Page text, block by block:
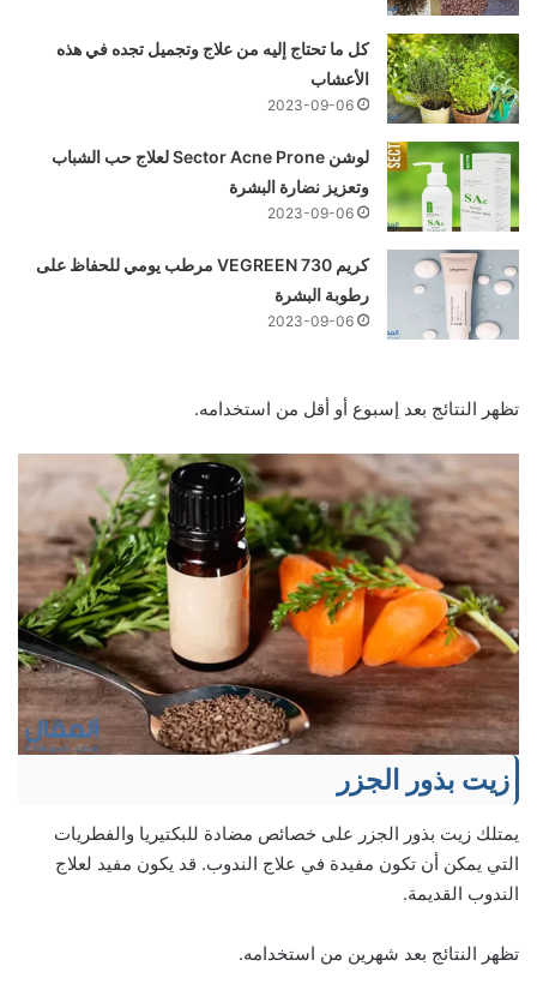
كل ما تحتاج إليه من علاج وتجميل تجده في هذه
الأعشاب
2023-09-06
لوشن Sector Acne Prone لعلاج حب الشباب
وتعزيز نضارة البشرة
2023-09-06
كريم VEGREEN 730 مرطب يومي للحفاظ على
رطوبة البشرة
2023-09-06
تظهر النتائج بعد إسبوع أو أقل من استخدامه.
زيت بذور الجزر
يمتلك زيت بذور الجزر على خصائص مضادة للبكتيريا والفطريات
التي يمكن أن تكون مفيدة في علاج الندوب. قد يكون مفيد لعلاج
الندوب القديمة.
تظهر النتائج بعد شهرين من استخدامه.